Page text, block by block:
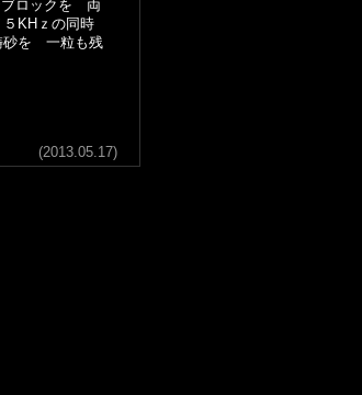
ブロックを 両
KHｚの同時
砂を 一粒も残
(2013.05.17)